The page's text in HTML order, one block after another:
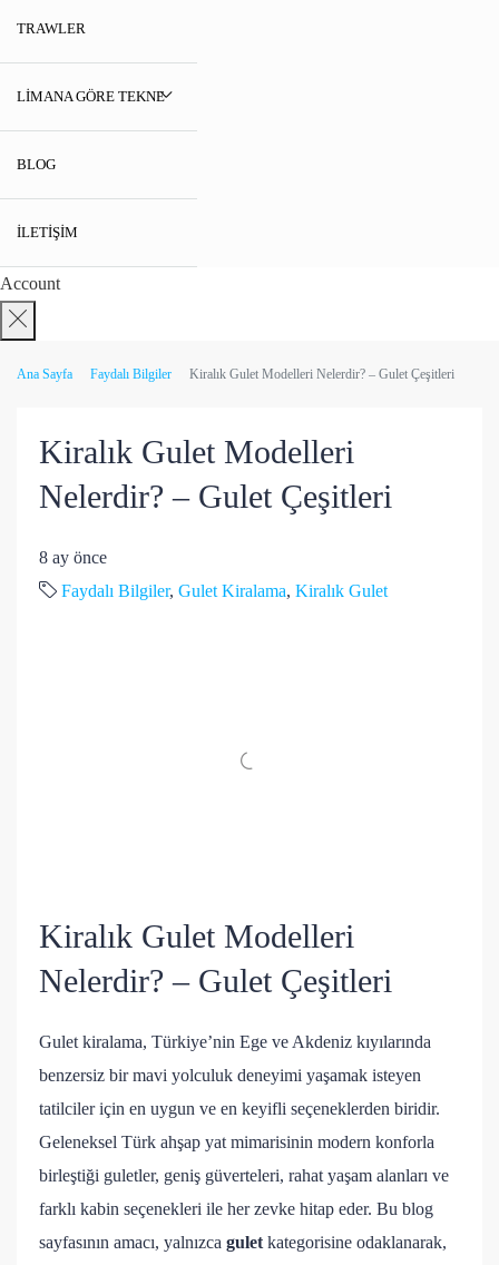
TRAWLER
LIMANA GÖRE TEKNE
BLOG
İLETIŞIM
Account
Ana Sayfa Faydalı Bilgiler Kiralık Gulet Modelleri Nelerdir? – Gulet Çeşitleri
Kiralık Gulet Modelleri
Nelerdir? – Gulet Çeşitleri
8 ay önce
Faydalı Bilgiler, Gulet Kiralama, Kiralık Gulet
Kiralık Gulet Modelleri
Nelerdir? – Gulet Çeşitleri
Gulet kiralama, Türkiye’nin Ege ve Akdeniz kıyılarında
benzersiz bir mavi yolculuk deneyimi yaşamak isteyen
tatilciler için en uygun ve en keyifli seçeneklerden biridir.
Geleneksel Türk ahşap yat mimarisinin modern konforla
birleştiği guletler, geniş güverteleri, rahat yaşam alanları ve
farklı kabin seçenekleri ile her zevke hitap eder. Bu blog
sayfasının amacı, yalnızca gulet kategorisine odaklanarak,